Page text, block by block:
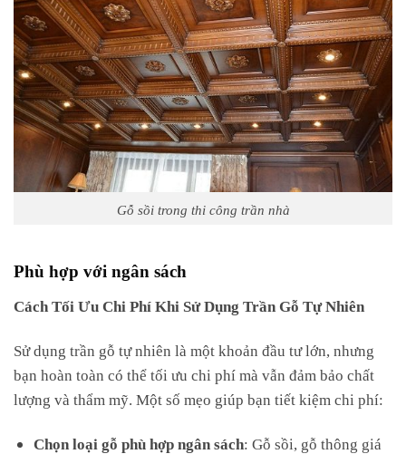
Gỗ sồi trong thi công trần nhà
Phù hợp với ngân sách
Cách Tối Ưu Chi Phí Khi Sử Dụng Trần Gỗ Tự Nhiên
Sử dụng trần gỗ tự nhiên là một khoản đầu tư lớn, nhưng
bạn hoàn toàn có thể tối ưu chi phí mà vẫn đảm bảo chất
lượng và thẩm mỹ. Một số mẹo giúp bạn tiết kiệm chi phí:
Chọn loại gỗ phù hợp ngân sách: Gỗ sồi, gỗ thông giá